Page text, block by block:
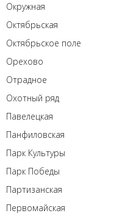
Окружная
Октябрьская
Октябрьское поле
Орехово
Отрадное
Охотный ряд
Павелецкая
Панфиловская
Парк Культуры
Парк Победы
Партизанская
Первомайская